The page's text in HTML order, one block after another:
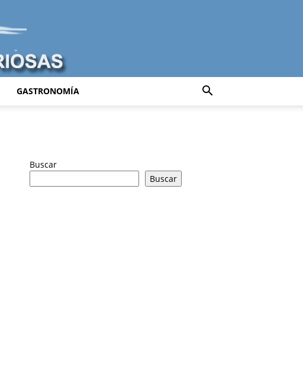
GASTRONOMÍA
Buscar
Buscar